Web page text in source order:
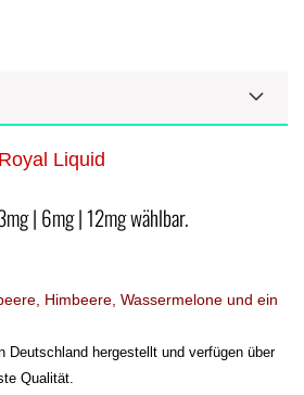
Liquid
| 6mg | 12mg wählbar.
Himbeere, Wassermelone und ein
Deutschland hergestellt und verfügen über
Qualität.